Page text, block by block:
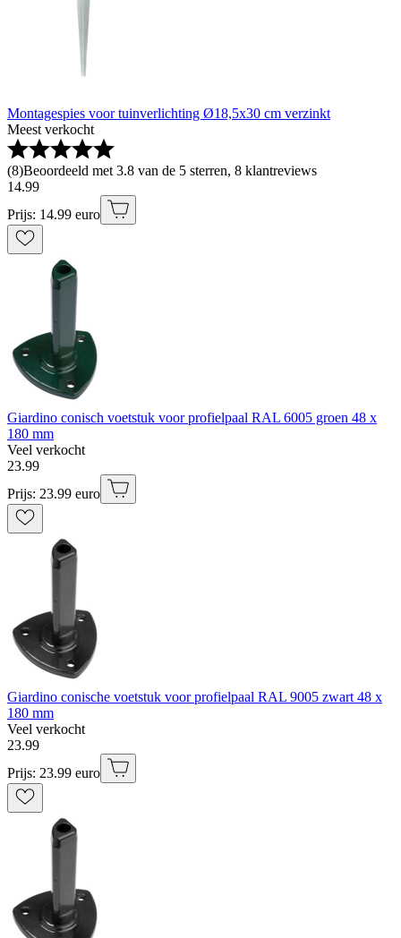
Montagespies voor tuinverlichting Ø18,5x30 cm verzinkt
Meest verkocht
(8)Beoordeeld met 3.8 van de 5 sterren, 8 klantreviews
14.99
Prijs: 14.99 euro
Giardino conisch voetstuk voor profielpaal RAL 6005 groen 48 x
180 mm
Veel verkocht
23.99
Prijs: 23.99 euro
Giardino conische voetstuk voor profielpaal RAL 9005 zwart 48 x
180 mm
Veel verkocht
23.99
Prijs: 23.99 euro